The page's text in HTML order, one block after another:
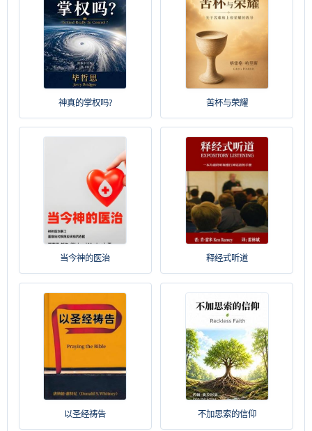
神真的掌权吗? 苦杯与荣耀
当今神的医治 释经式听道
以圣经祷告 不加思索的信仰